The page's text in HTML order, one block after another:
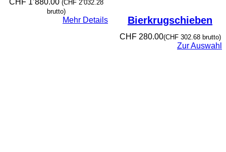
(CHF2’032.28
brutto)
Mehr Details Bierkrugschieben
CHF280.00(CHF302.68brutto)
Zur Auswahl